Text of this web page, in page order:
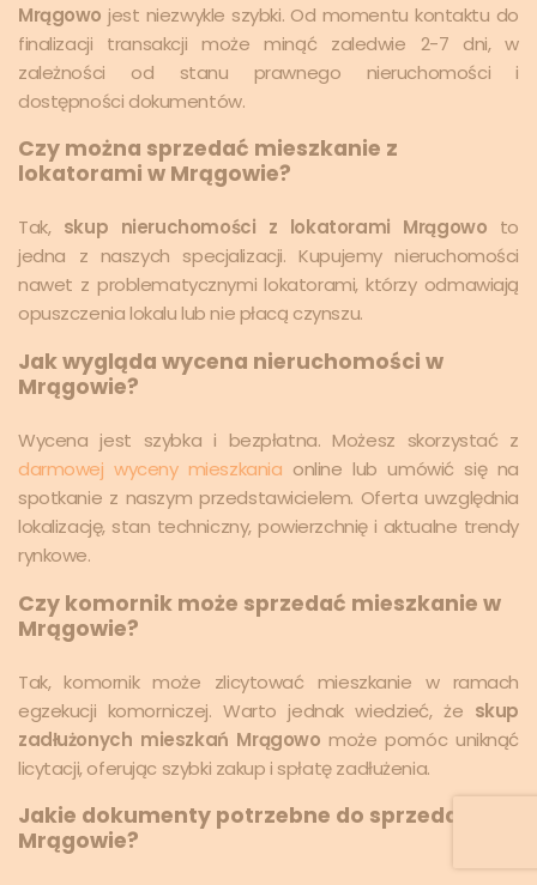
Mrągowo jest niezwykle szybki. Od momentu kontaktu do
finalizacji transakcji może minąć zaledwie 2-7 dni, w
zależności od stanu prawnego nieruchomości i
dostępności dokumentów.
Czy można sprzedać mieszkanie z
lokatorami w Mrągowie?
Tak, skup nieruchomości z lokatorami Mrągowo to
jedna z naszych specjalizacji. Kupujemy nieruchomości
nawet z problematycznymi lokatorami, którzy odmawiają
opuszczenia lokalu lub nie płacą czynszu.
Jak wygląda wycena nieruchomości w
Mrągowie?
Wycena jest szybka i bezpłatna. Możesz skorzystać z
darmowej wyceny mieszkania online lub umówić się na
spotkanie z naszym przedstawicielem. Oferta uwzględnia
lokalizację, stan techniczny, powierzchnię i aktualne trendy
rynkowe.
Czy komornik może sprzedać mieszkanie w
Mrągowie?
Tak, komornik może zlicytować mieszkanie w ramach
egzekucji komorniczej. Warto jednak wiedzieć, że skup
zadłużonych mieszkań Mrągowo może pomóc uniknąć
licytacji, oferując szybki zakup i spłatę zadłużenia.
Jakie dokumenty potrzebne do sprzedaży w
Mrągowie?